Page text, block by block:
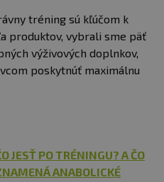
tréning sú kľúčom k
produktov, vybrali sme päť
výživových doplnkov,
poskytnúť maximálnu
JESŤ PO TRÉNINGU? A ČO
ANABOLICKÉ